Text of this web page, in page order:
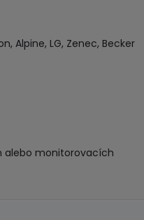
Alpine, LG, Zenec, Becker
alebo monitorovacích